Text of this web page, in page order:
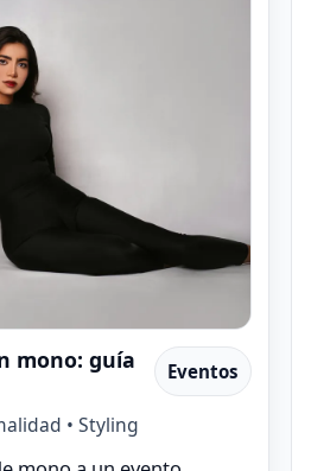
mono: guía
• Styling
Eventos